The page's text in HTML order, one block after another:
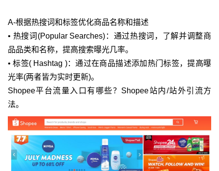
A-根据热搜词和标签优化商品名称和描述
• 热搜词(Popular Searches)：通过热搜词，了解并调整商
品品类和名称，提高搜索曝光几率。
• 标签( Hashtag )：通过在商品描述添加热门标签，提高曝
光率(两者皆为实时更新)。
Shopee平台流量入口有哪些？Shopee站内/站外引流方
法。